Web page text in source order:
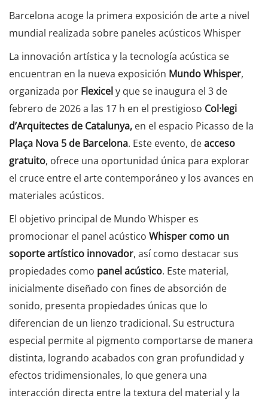
Barcelona acoge la primera exposición de arte a nivel
mundial realizada sobre paneles acústicos Whisper
La innovación artística y la tecnología acústica se
encuentran en la nueva exposición Mundo Whisper,
organizada por Flexicely que se inaugura el 3 de
febrero de 2026 a las 17 h en el prestigioso Col·legi
d’Arquitectes de Catalunya, en el espacio Picasso de la
Plaça Nova 5 de Barcelona. Este evento, deacceso
gratuito, ofrece una oportunidad única para explorar
el cruce entre el arte contemporáneo y los avances en
materiales acústicos.
El objetivo principal de Mundo Whisper es
promocionar el panel acústico Whisper como un
soporte artístico innovador, así como destacar sus
propiedades como panel acústico. Este material,
inicialmente diseñado con fines de absorción de
sonido, presenta propiedades únicas que lo
diferencian de un lienzo tradicional. Su estructura
especial permite al pigmento comportarse de manera
distinta, logrando acabados con gran profundidad y
efectos tridimensionales, lo que genera una
interacción directa entre la textura del material y la